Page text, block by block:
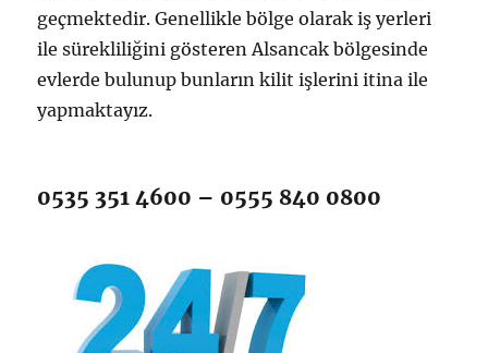
geçmektedir. Genellikle bölge olarak iş yerleri
ile sürekliliğini gösteren Alsancak bölgesinde
evlerde bulunup bunların kilit işlerini itina ile
yapmaktayız.
0535 351 4600 – 0555 840 0800